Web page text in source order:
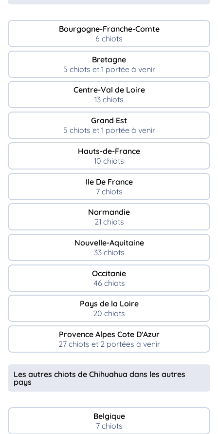
Bourgogne-Franche-Comte
6 chiots
Bretagne
5 chiots et 1 portée à venir
Centre-Val de Loire
13 chiots
Grand Est
5 chiots et 1 portée à venir
Hauts-de-France
10 chiots
Ile De France
7 chiots
Normandie
21 chiots
Nouvelle-Aquitaine
33 chiots
Occitanie
46 chiots
Pays de la Loire
20 chiots
Provence Alpes Cote D'Azur
27 chiots et 2 portées à venir
Les autres chiots de Chihuahua dans les autres
pays
Belgique
7 chiots